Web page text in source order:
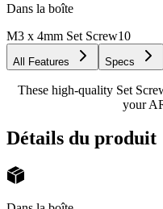
Dans la boîte
M3 x 4mm Set Screw10
All Features Specs
These high-quality Set
your
Détails du produit